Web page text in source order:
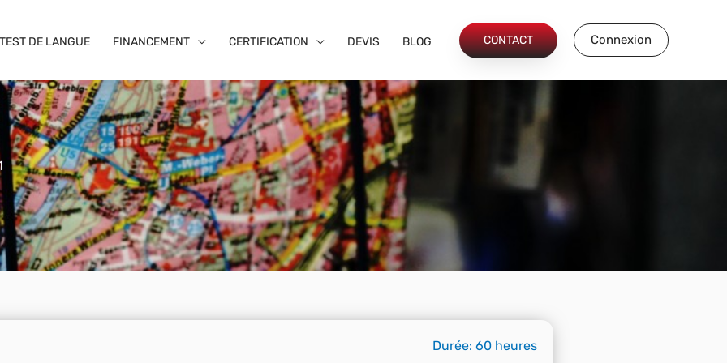
TEST DE LANGUE FINANCEMENT CERTIFICATION DEVIS BLOG CONTACT Connexion
Durée: 60 heures